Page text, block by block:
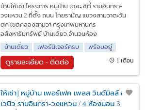
บ้านให้เช่า โครงการ หมู่บ้าน เดอะ ซิตี้ รามอินทรา-
วงแหวน 2 ที่ตั้ง ถนน ไทยรามัญ แขวงสามวาตะวัน
ตก เขตคลองสามวา กรุงเทพมหานคร
อสังหาริมทรัพย์ บ้านเดี่ยว จำนวนห้อง
บ้านเดี่ยว
เฟอร์นิเจอร์ครบ พร้อมอยู่
ดูรายละเอียด - ติดต่อ 1 เดือน
ให้เช่า] หมู่บ้าน เพอร์เฟค เพลส วินด์มิลล์ อ
เวนิว รามอินทรา-วงแหวน / 4 ห้องนอน 3